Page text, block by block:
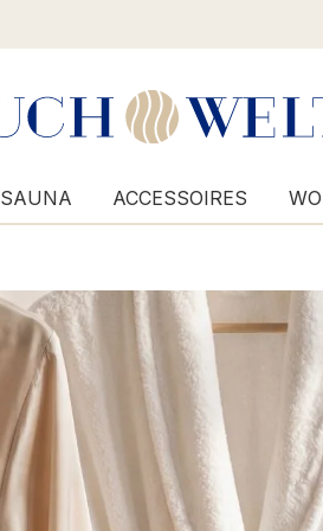
SAUNA ACCESSOIRES